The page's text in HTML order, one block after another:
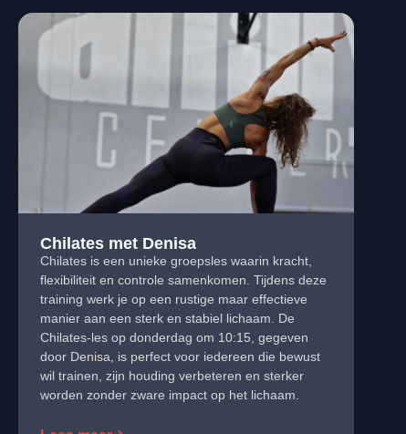
Chilates met Denisa
Chilates is een unieke groepsles waarin kracht,
flexibiliteit en controle samenkomen. Tijdens deze
training werk je op een rustige maar effectieve
manier aan een sterk en stabiel lichaam. De
Chilates-les op donderdag om 10:15, gegeven
door Denisa, is perfect voor iedereen die bewust
wil trainen, zijn houding verbeteren en sterker
worden zonder zware impact op het lichaam.